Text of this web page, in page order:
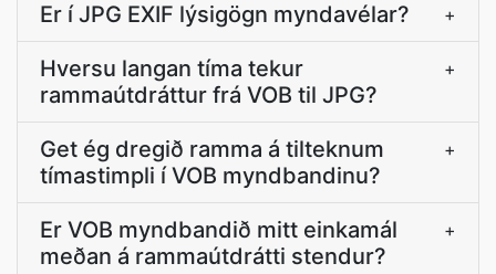
Er í JPG EXIF lýsigögn myndavélar? +
Hversu langan tíma tekur
rammaútdráttur frá VOB til JPG?
+
Get ég dregið ramma á tilteknum
tímastimpli í VOB myndbandinu?
+
Er VOB myndbandið mitt einkamál
meðan á rammaútdrátti stendur?
+